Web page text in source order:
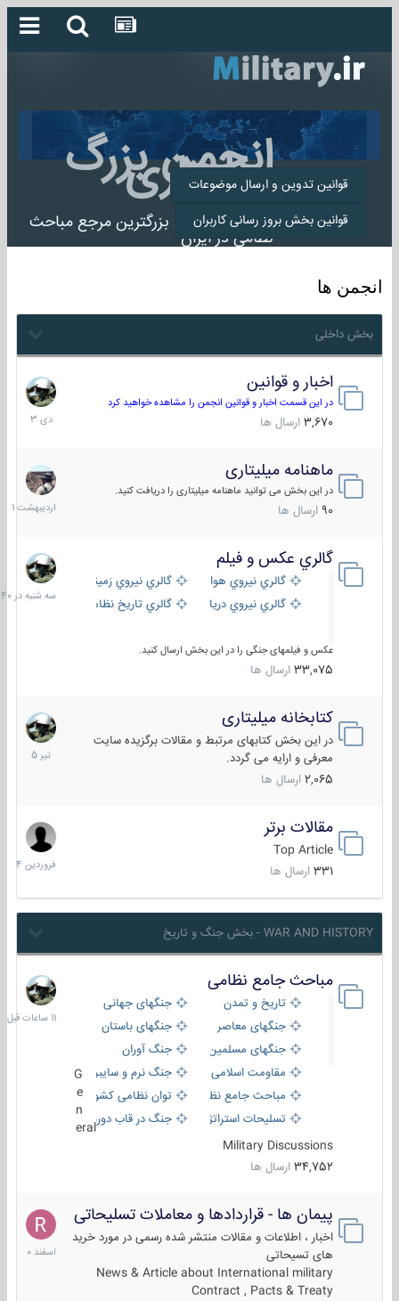
انجمن بزرگ
میلیتاری
انجمن میلیتاری بزرگترین مرجع مباحث
نظامی در ایران
قوانین تدوین و ارسال موضوعات
قوانین بخش بروز رسانی کاربران
انجمن ها
بخش داخلی
اخبار و قوانین
در این قسمت اخبار و قوانین انجمن را مشاهده خواهید کرد
3,670 ارسال ها
22
دی
1403
ماهنامه میلیتاری
در این بخش می توانید ماهنامه میلیتاری را دریافت کنید.
90 ارسال ها
30
1401
گالري عكس و فيلم
گالري نيروي هوايي
گالري نيروي زميني
گالري نيروي دريايي
گالري تاریخ نظامی
عکس و فیلمهای جنگی را در این بخش ارسال کنید.
33,075 ارسال ها
سه
شنبه
در
کتابخانه میلیتاری
در این بخش کتابهای مرتبط و مقالات برگزیده سایت
معرفی و ارایه می گردد.
2,065 ارسال ها
16
تیر
1405
مقالات برتر
Top Article
331 ارسال ها
29
فروردین
1404
WAR AND HISTORY - بخش جنگ و تاریخ
مباحث جامع نظامی
تاریخ و تمدن
جنگهای جهانی
جنگهای معاصر
جنگهای باستان
جنگهای مسلمین
جنگ آوران
مقاومت اسلامی
جنگ نرم و سایبری
مباحث جامع نظامی
توان نظامی کشورها
تسلیحات استراتژیک
جنگ در قاب دوربین
eral
Military Discussions
34,752 ارسال ها
11
ساعات
قبل
پیمان ها - قراردادها و معاملات تسلیحاتی
اخبار ، اطلاعات و مقالات منتشر شده رسمی در مورد خرید
های تسیحاتی
News & Article about International military
Contract , Pacts & Treaty
7
اسفند
1400